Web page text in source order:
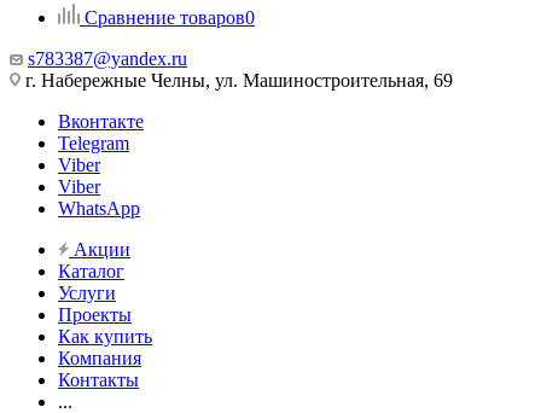
Сравнение товаров0
s783387@yandex.ru
г. Набережные Челны, ул. Машиностроительная, 69
Вконтакте
Telegram
Viber
Viber
WhatsApp
Акции
Каталог
Услуги
Проекты
Как купить
Компания
Контакты
...